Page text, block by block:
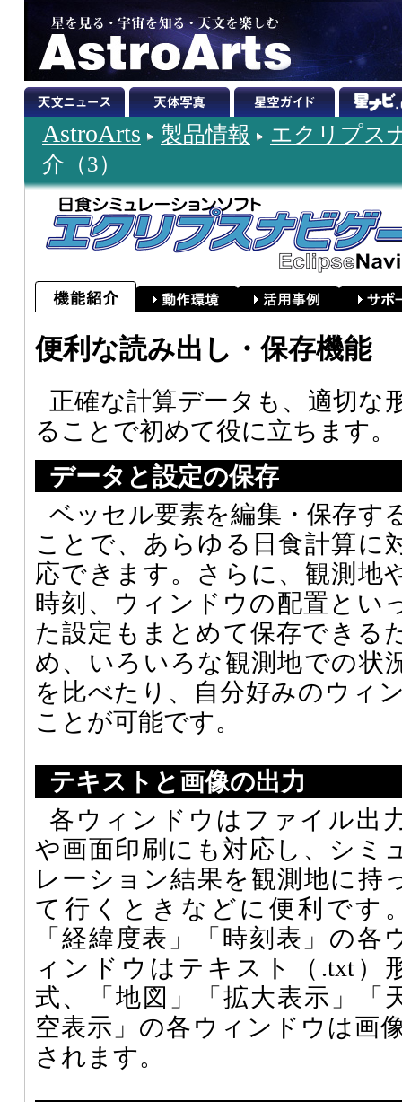
AstroArts 製品情報
エクリプス
介（3）
便利な読み出し・保存機能
正確な計算データも、適切な
ることで初めて役に立ちます。
データと設定の保存
ベッセル要素を編集・保存す
ことで、あらゆる日食計算に
応できます。さらに、観測地
時刻、ウィンドウの配置とい
た設定もまとめて保存できる
め、いろいろな観測地での状
を比べたり、自分好みのウィ
ことが可能です。
テキストと画像の出力
各ウィンドウはファイル出
や画面印刷にも対応し、シミ
レーション結果を観測地に持
て行くときなどに便利です
「経緯度表」「時刻表」の各
ィンドウはテキスト（.txt）
式、「地図」「拡大表示」「
空表示」の各ウィンドウは画
されます。